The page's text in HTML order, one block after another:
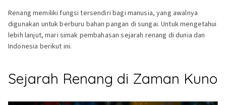
Renang memiliki fungsi tersendiri bagi manusia, yang awalnya
digunakan untuk berburu bahan pangan di sungai. Untuk mengetahui
lebih lanjut, mari simak pembahasan sejarah renang di dunia dan
Indonesia berikut ini.
Sejarah Renang di Zaman Kuno